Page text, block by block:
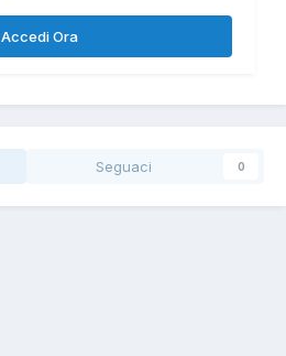
Accedi Ora
Seguaci 0